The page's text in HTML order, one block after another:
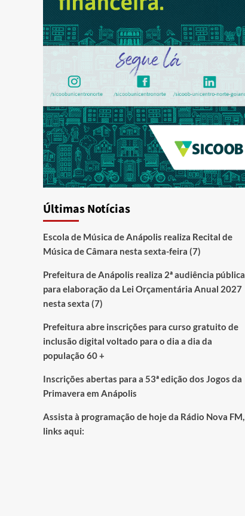
Últimas Notícias
Escola de Música de Anápolis realiza Recital de
Música de Câmara nesta sexta-feira (7)
Prefeitura de Anápolis realiza 2ª audiência pública
para elaboração da Lei Orçamentária Anual 2027
nesta sexta (7)
Prefeitura abre inscrições para curso gratuito de
inclusão digital voltado para o dia a dia da
população 60 +
Inscrições abertas para a 53ª edição dos Jogos da
Primavera em Anápolis
Assista à programação de hoje da Rádio Nova FM,
links aqui: